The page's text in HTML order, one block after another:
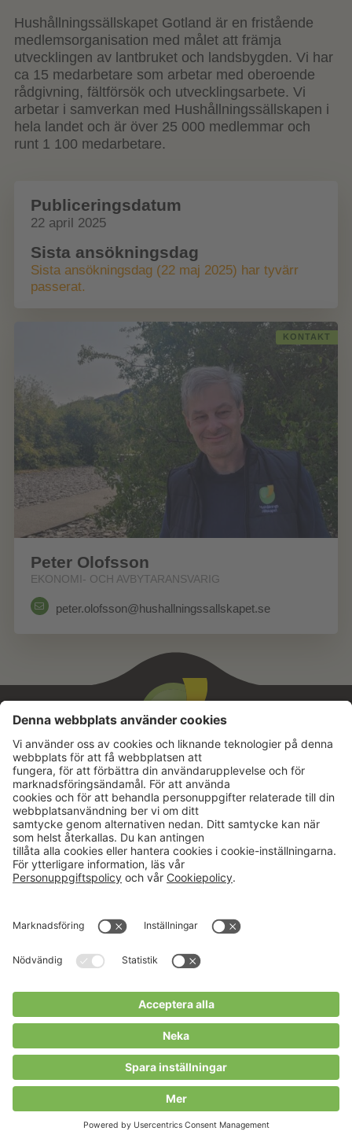
Hushållningssällskapet Gotland är en fristående
medlemsorganisation med målet att främja
utvecklingen av lantbruket och landsbygden. Vi har
ca 15 medarbetare som arbetar med oberoende
rådgivning, fältförsök och utvecklingsarbete. Vi
arbetar i samverkan med Hushållningssällskapen i
hela landet och är över 25 000 medlemmar och
runt 1 100 medarbetare.
Publiceringsdatum
22 april 2025
Sista ansökningsdag
Sista ansökningsdag (22 maj 2025) har tyvärr
passerat.
KONTAKT
Peter Olofsson
EKONOMI- OCH AVBYTARANSVARIG
peter.olofsson@hushallningssallskapet.se
Aktuellt
Karriär
Kalender
Press & media
Om oss
Verksamheter
Hushållningssällskapens
Förbund
Tjänster
Välkommen till Portalen!
Personuppgiftspolicy
Copyright Hushållningssällskapens Förbund 2026